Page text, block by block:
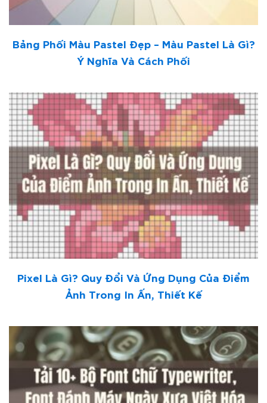
Bảng Phối Màu Pastel Đẹp – Màu Pastel Là Gì?
Ý Nghĩa Và Cách Phối
Pixel Là Gì? Quy Đổi Và Ứng Dụng Của Điểm
Ảnh Trong In Ấn, Thiết Kế